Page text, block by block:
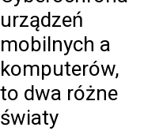
urządzeń
mobilnych a
komputerów,
to dwa różne
światy